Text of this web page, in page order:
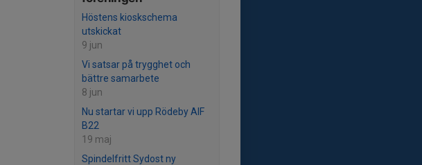
Höstens kioskschema
utskickat
9 jun
Vi satsar på trygghet och
bättre samarbete
8 jun
Nu startar vi upp Rödeby AIF
B22
19 maj
Spindelfritt Sydost ny